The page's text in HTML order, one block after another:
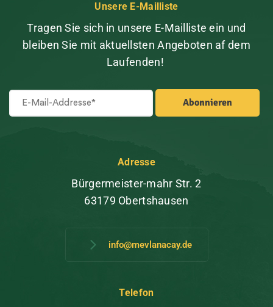
Unsere E-Mailliste
Tragen Sie sich in unsere E-Mailliste ein und
bleiben Sie mit aktuellsten Angeboten af dem
Laufenden!
Adresse
Bürgermeister-mahr Str. 2
63179 Obertshausen
info@mevlanacay.de
Telefon